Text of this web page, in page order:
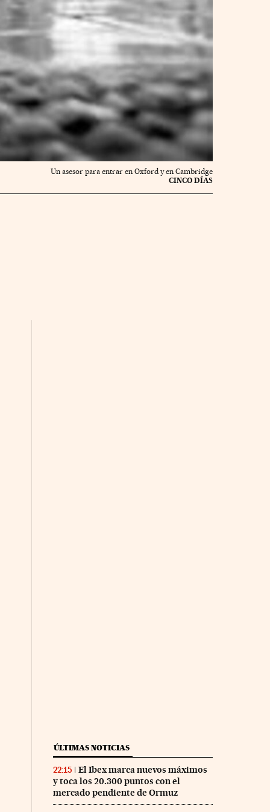
Un asesor para entrar en Oxford y en Cambridge
CINCO DÍAS
ÚLTIMAS NOTICIAS
22:15
El Ibex marca nuevos máximos
y toca los 20.300 puntos con el
mercado pendiente de Ormuz